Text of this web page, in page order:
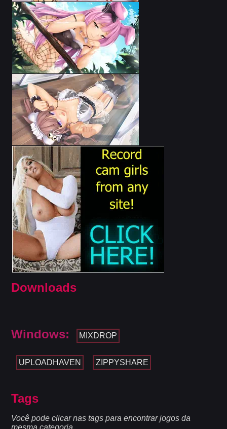
Downloads
Windows: MIXDROP
UPLOADHAVEN ZIPPYSHARE
Tags
Você pode clicar nas tags para encontrar jogos da